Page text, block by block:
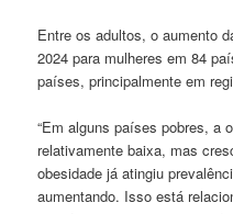
Entre os adultos, o aumento
2024 para mulheres em 84
países, principalmente em
“Em alguns países pobres, a
relativamente baixa, mas
obesidade já atingiu
aumentando. Isso está